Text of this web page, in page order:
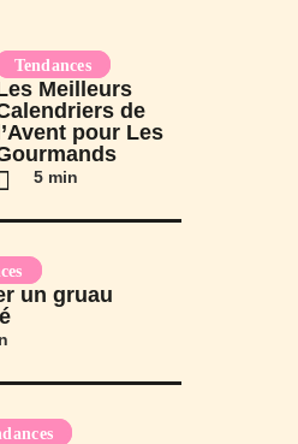
Tendances
Meilleurs
de
l’Avent pour Les
5 min
un gruau